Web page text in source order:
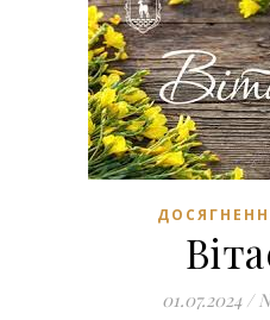
01.07.2024 /